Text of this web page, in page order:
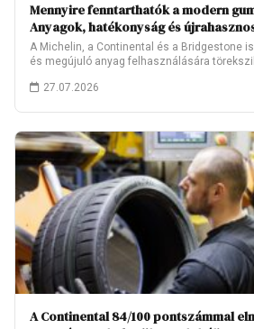
Mennyire fenntarthatók a modern
Anyagok, hatékonyság és
A Michelin, a Continental és a Bridgestone
és megújuló anyag felhasználására
27.07.2026
A Continental 84/100 pontszámmal